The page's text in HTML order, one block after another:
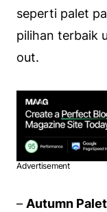
seperti palet
pilihan terbaik
out.
Advertisement
– Autumn